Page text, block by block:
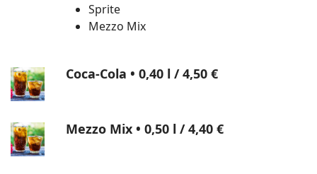
Sprite
Mezzo Mix
Coca-Cola • 0,40 l / 4,50 €
Mezzo Mix • 0,50 l / 4,40 €